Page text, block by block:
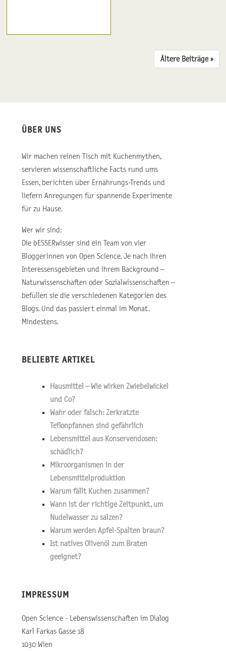
Ältere Beiträge ››
ÜBER UNS
Wir machen reinen Tisch mit Küchenmythen,
servieren wissenschaftliche Facts rund ums
Essen, berichten über Ernährungs-Trends und
liefern Anregungen für spannende Experimente
für zu Hause.
Wer wir sind:
Die bESSERwisser sind ein Team von vier
Bloggerinnen von Open Science. Je nach ihren
Interessensgebieten und ihrem Background –
Naturwissenschaften oder Sozialwissenschaften –
befüllen sie die verschiedenen Kategorien des
Blogs. Und das passiert einmal im Monat.
Mindestens.
BELIEBTE ARTIKEL
Hausmittel – Wie wirken Zwiebelwickel
und Co?
Wahr oder falsch: Zerkratzte
Teflonpfannen sind gefährlich
Lebensmittel aus Konservendosen:
schädlich?
Mikroorganismen in der
Lebensmittelproduktion
Warum fällt Kuchen zusammen?
Wann ist der richtige Zeitpunkt, um
Nudelwasser zu salzen?
Warum werden Apfel-Spalten braun?
Ist natives Olivenöl zum Braten
geeignet?
IMPRESSUM
Open Science - Lebenswissenschaften im Dialog
Karl Farkas Gasse 18
1030 Wien